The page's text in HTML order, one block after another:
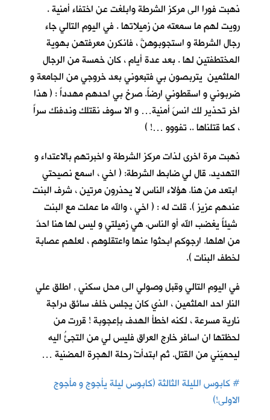
ذهبت فورا الى مركز الشرطة وابلغت عن اختفاء أمنية .
رويت لهم ما سمعته من زميلاتها . في اليوم التالي جاء
رجال الشرطة و استجوبوهنَّ ، فانكرن معرفتهن بهوية
المختطفتين لها . بعد عدة أيام ، كان خمسة من الرجال
الملثمين يتربصون بي فتبعوني بعد خروجي من الجامعة و
ضربوني و اسقطوني ارضاً. صرخ بي احدهم مهدداً : ( هذا
اخر تحذير لك انسَ أمنية… و الا سوف نقتلك وندفنك سراً
، كما قتلناها .. تفووو …! )
ذهبت مرة اخرى لذات مركز الشرطة و اخبرتهم بالاعتداء و
التهديد. قال لي ضابط الشرطة: ( اخي ، اسمع نصيحتي
ابتعد من هنا. هؤلاء الناس لا يحذرون مرتين ، شرف البنت
عندهم عزيز ). قلت له : ( اخي ، والله ما عملت مع البنت
شيئاً يغضب الله أو الناس. هي زميلتي و ليس لها هنا احدٌ
من اهلها. ارجوكم ابحثوا عنها واعتقلوهم ، لعلهم عصابة
لخطف البنات ).
في اليوم التالي وقبل وصولي الى محل سكني , اطلق علي
النار احد الملثمين ، الذي كان يجلس خلف سائق دراجة
نارية مسرعة ، لكنه اخطأ الهدف بإعجوبة ! قررت من
لحظتها ان اسافر خارج العراق فليس لي من التجئُ اليه
ليحميَني من القتل. ثم ابتدأتْ رحلة الهجرة المضنية …
#كابوس الليلة الثالثة (كابوس ليلة يأجوج و مأجوج
الاولى!)